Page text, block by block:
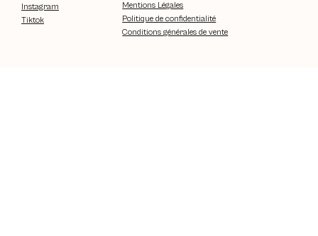
Instagram
Tiktok
Mentions Légales
Politique de confidentialité
Conditions générales de vente